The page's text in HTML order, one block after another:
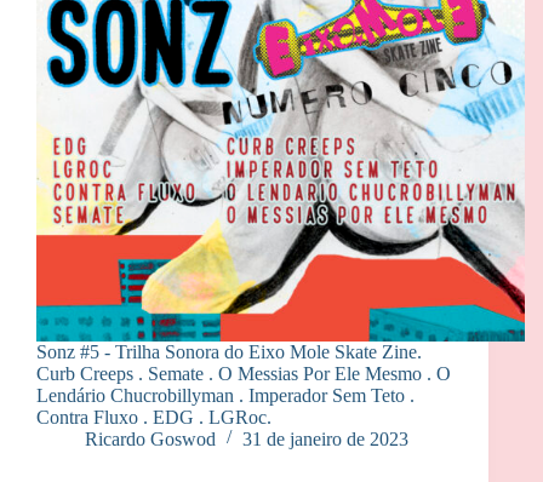
Sonz #5 - Trilha Sonora do Eixo Mole Skate Zine.
Curb Creeps . Semate . O Messias Por Ele Mesmo . O
Lendário Chucrobillyman . Imperador Sem Teto .
Contra Fluxo . EDG . LGRoc.
Ricardo Goswod
31 de janeiro de 2023